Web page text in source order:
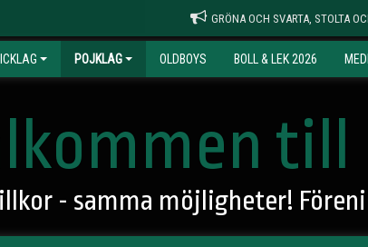
GRÖNA OCH SVARTA, STOLTA
POJKLAG OLDBOYS BOLL & LEK 2026
till
- samma möjligheter!